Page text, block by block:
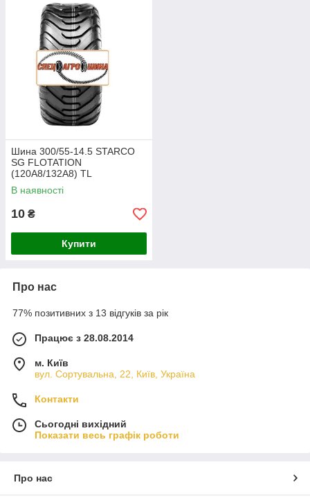
Шина 300/55-14.5 STARCO
SG FLOTATION
(120A8/132A8) TL
В наявності
10 ₴
Купити
Про нас
77% позитивних з 13 відгуків за рік
Працює з 28.08.2014
м. Київ
вул. Сортувальна, 22, Київ, Україна
Контакти
Сьогодні вихідний
Показати весь графік роботи
Про нас